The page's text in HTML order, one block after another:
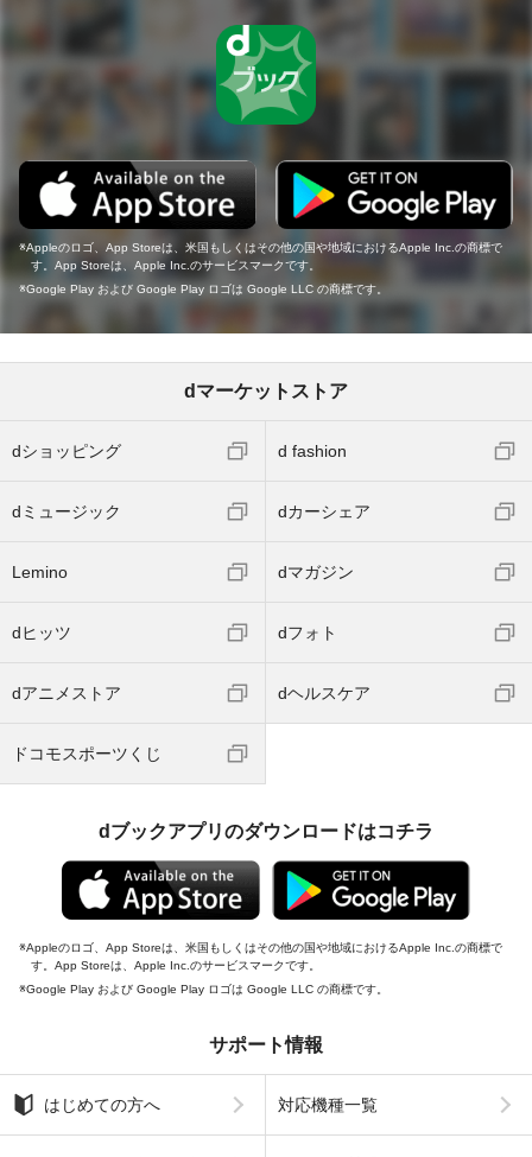
Appleのロゴ、App Storeは、米国もしくはその他の国や地域におけるApple Inc.の商標で
す。App Storeは、Apple Inc.のサービスマークです。
Google Play および Google Play ロゴは Google LLC の商標です。
dマーケットストア
dショッピング d fashion
dミュージック dカーシェア
Lemino dマガジン
dヒッツ dフォト
dアニメストア dヘルスケア
ドコモスポーツくじ
dブックアプリのダウンロードはコチラ
Appleのロゴ、App Storeは、米国もしくはその他の国や地域におけるApple Inc.の商標で
す。App Storeは、Apple Inc.のサービスマークです。
Google Play および Google Play ロゴは Google LLC の商標です。
サポート情報
はじめての方へ 対応機種一覧